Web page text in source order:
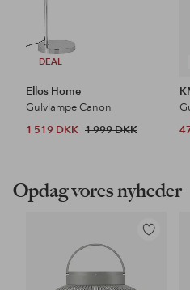
DEAL
Ellos Home
Gulvlampe Canon
1 519 DKK 1 999 DKK
Opdag vores nyheder
Tilføj